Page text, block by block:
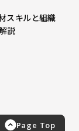
スキルと組織
説
Page Top